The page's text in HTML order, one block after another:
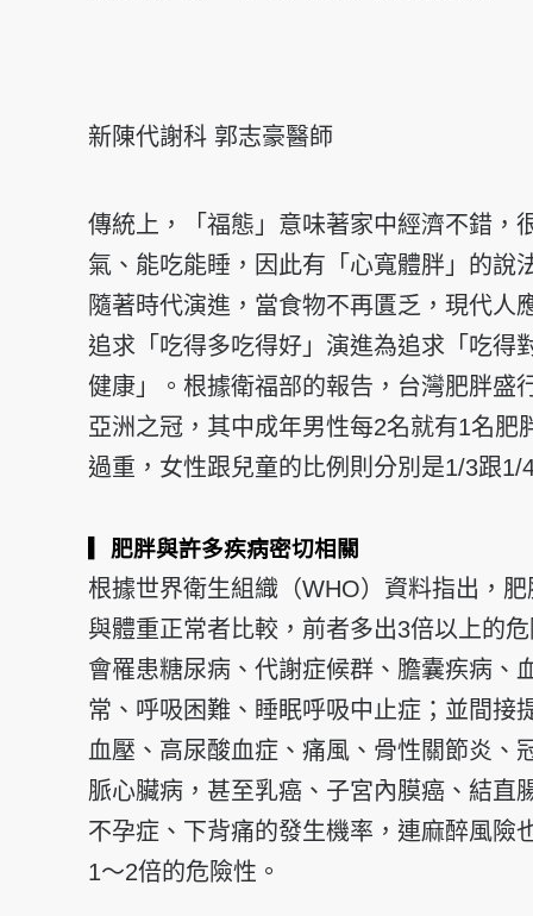
新陳代謝科 郭志豪醫師
傳統上，「福態」意味著家中經濟不錯，
氣、能吃能睡，因此有「心寬體胖」的說
隨著時代演進，當食物不再匱乏，現代人
追求「吃得多吃得好」演進為追求「吃得
健康」。根據衛福部的報告，台灣肥胖盛
亞洲之冠，其中成年男性每2名就有1名肥
過重，女性跟兒童的比例則分別是1/3跟1/
▎肥胖與許多疾病密切相關
根據世界衛生組織（WHO）資料指出，肥
與體重正常者比較，前者多出3倍以上的
會罹患糖尿病、代謝症候群、膽囊疾病、
常、呼吸困難、睡眠呼吸中止症；並間接
血壓、高尿酸血症、痛風、骨性關節炎、
脈心臟病，甚至乳癌、子宮內膜癌、結直
不孕症、下背痛的發生機率，連麻醉風險
1～2倍的危險性。